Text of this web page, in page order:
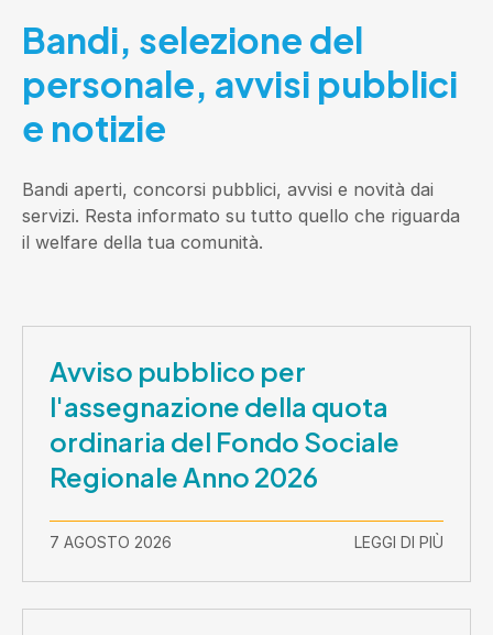
Bandi, selezione del
personale, avvisi pubblici
e notizie
Bandi aperti, concorsi pubblici, avvisi e novità dai
servizi. Resta informato su tutto quello che riguarda
il welfare della tua comunità.
Avviso pubblico per
l'assegnazione della quota
ordinaria del Fondo Sociale
Regionale Anno 2026
7 AGOSTO 2026 LEGGI DI PIÙ